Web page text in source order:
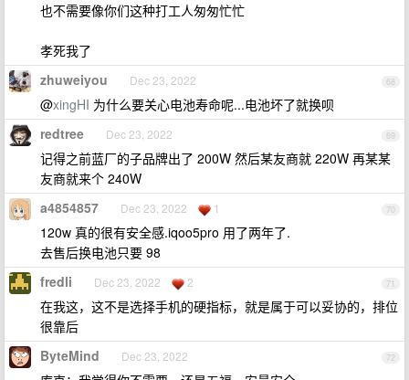
也不需要像你们这种打工人匆匆忙忙
孝死我了
68
zhuweiyou Dec 23, 2022
@xingHI 为什么要关心电池寿命呢...电池坏了就换呗
69
redtree Dec 23, 2022
记得之前蓝厂的子品牌出了 200W 然后某友商就 220W 再某某
友商就来个 240W
70
a4854857 Dec 23, 2022 1
120w 真的很有安全感.iqoo5pro 用了两年了.
去售后换电池只要 98
71
fredli Dec 23, 2022 2
在我这，这不是选择手机的硬指标，就是属于可以妥协的，排位
很靠后
72
ByteMind Dec 23, 2022